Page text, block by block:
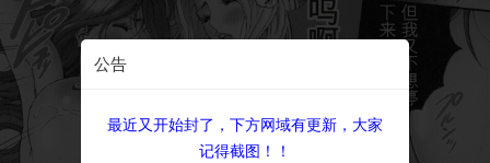
公告
最近又开始封了，下方网域有更新，大家
记得截图！！